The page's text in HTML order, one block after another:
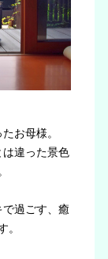
お母様。
違った景色
過ごす、癒
。